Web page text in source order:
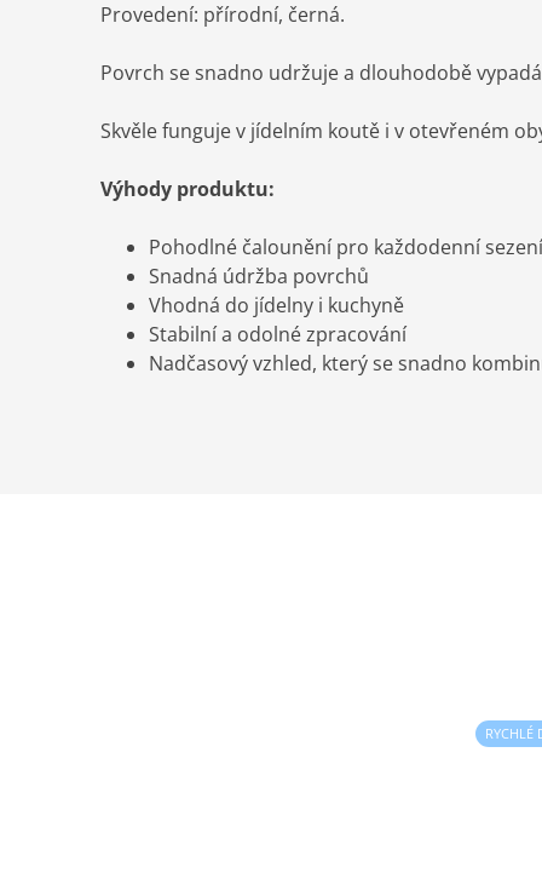
Provedení: přírodní, černá.
Povrch se snadno udržuje a dlouhodobě
Skvěle funguje v jídelním koutě i v otevřeném
Výhody produktu:
Pohodlné čalounění pro každodenní sezení
Snadná údržba povrchů
Vhodná do jídelny i kuchyně
Stabilní a odolné zpracování
Nadčasový vzhled, který se snadno
RYCHLÉ